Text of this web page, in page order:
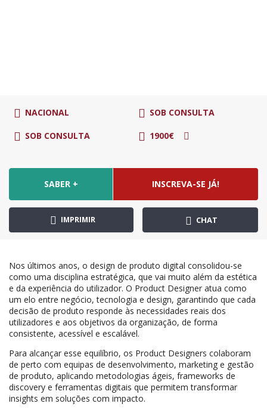
NACIONAL SOB CONSULTA
SOB CONSULTA 1900€
SABER + INSCREVA-SE JÁ!
IMPRIMIR CHAT
Nos últimos anos, o design de produto digital consolidou-se
como uma disciplina estratégica, que vai muito além da estética
e da experiência do utilizador. O Product Designer atua como
um elo entre negócio, tecnologia e design, garantindo que cada
decisão de produto responde às necessidades reais dos
utilizadores e aos objetivos da organização, de forma
consistente, acessível e escalável.
Para alcançar esse equilíbrio, os Product Designers colaboram
de perto com equipas de desenvolvimento, marketing e gestão
de produto, aplicando metodologias ágeis, frameworks de
discovery e ferramentas digitais que permitem transformar
insights em soluções com impacto.